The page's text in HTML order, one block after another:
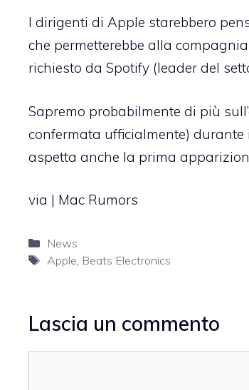
I dirigenti di Apple starebbero
che permetterebbe alla
richiesto da Spotify (leader del
Sapremo probabilmente di più
confermata ufficialmente)
aspetta anche la prima
via | Mac Rumors
Categorie
News
Tag
Apple Beats Electronics
Lascia un commento